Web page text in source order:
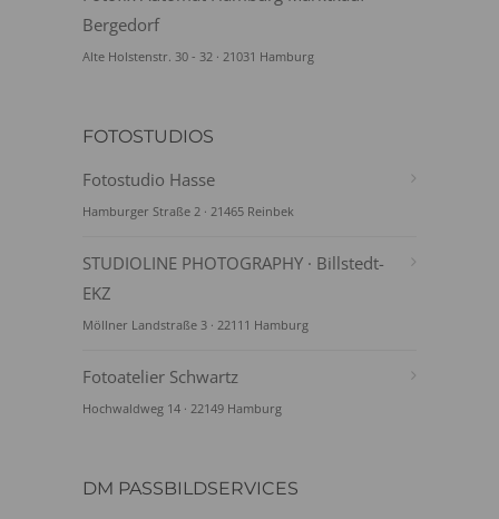
Bergedorf
Alte Holstenstr. 30 - 32 · 21031 Hamburg
FOTOSTUDIOS
Fotostudio Hasse
Hamburger Straße 2 · 21465 Reinbek
STUDIOLINE PHOTOGRAPHY · Billstedt-
EKZ
Möllner Landstraße 3 · 22111 Hamburg
Fotoatelier Schwartz
Hochwaldweg 14 · 22149 Hamburg
DM PASSBILDSERVICES